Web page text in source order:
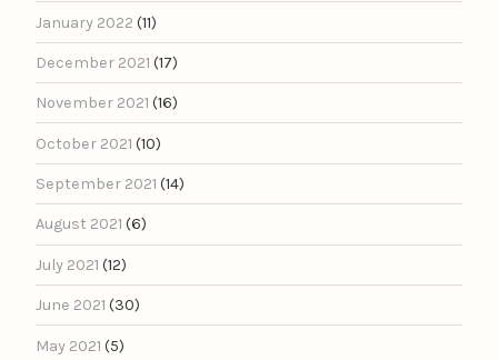
January 2022 (11)
December 2021 (17)
November 2021 (16)
October 2021 (10)
September 2021 (14)
August 2021 (6)
July 2021 (12)
June 2021 (30)
May 2021 (5)